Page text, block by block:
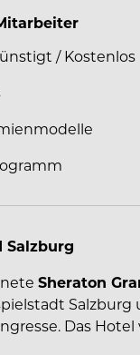
/ Kostenlos
Salzburg
Sheraton
Das